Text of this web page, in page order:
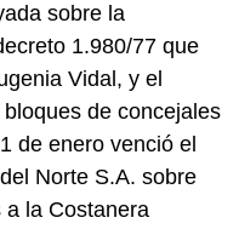
sobre la
1.980/77 que
Vidal, y el
de concejales
de enero venció el
Norte S.A. sobre
a la Costanera